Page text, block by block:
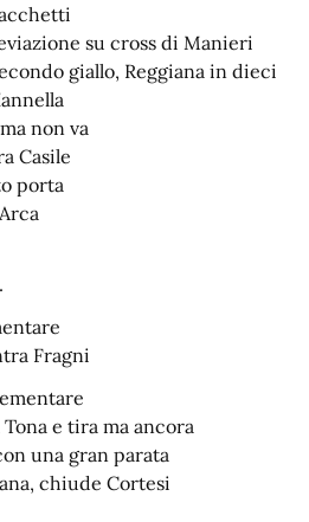
su cross di Manieri
giallo, Reggiana in dieci
non va
Casile
porta
Fragni
Tona e tira ma ancora
una gran parata
chiude Cortesi